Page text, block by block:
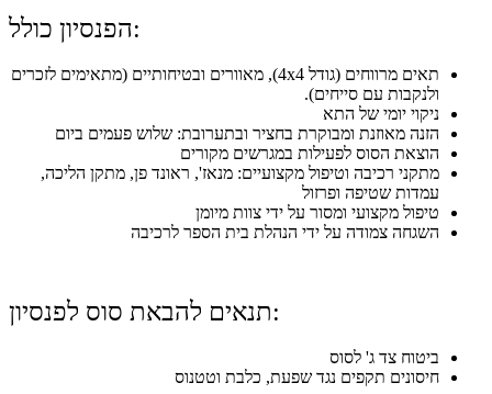
הפנסיון כולל:
תאים מרווחים (גודל 4x4), מאוורים ובטיחותיים (מתאימים לזכרים
ולנקבות עם סייחים).
ניקוי יומי של התא
הזנה מאוזנת ומבוקרת בחציר ובתערובת: שלוש פעמים ביום
הוצאת הסוס לפעילות במגרשים מקורים
מתקני רכיבה וטיפול מקצועיים: מנאז', ראונד פן, מתקן הליכה,
עמדות שטיפה ופרזול
טיפול מקצועי ומסור על ידי צוות מיומן
השגחה צמודה על ידי הנהלת בית הספר לרכיבה
תנאים להבאת סוס לפנסיון:
ביטוח צד ג' לסוס
חיסונים תקפים נגד שפעת, כלבת וטטנוס